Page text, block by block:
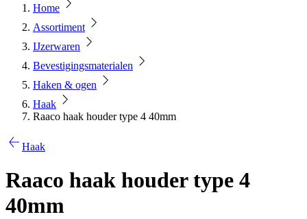
Home
Assortiment
IJzerwaren
Bevestigingsmaterialen
Haken & ogen
Haak
Raaco haak houder type 4 40mm
Haak
Raaco haak houder type 4
40mm